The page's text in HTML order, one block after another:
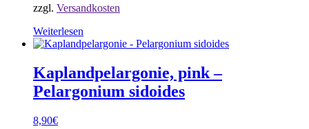
zzgl. Versandkosten
Weiterlesen
Kaplandpelargonie, pink –
Pelargonium sidoides
8,90€